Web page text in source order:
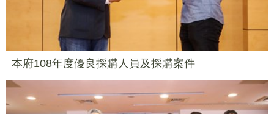
本府108年度優良採購人員及採購案件